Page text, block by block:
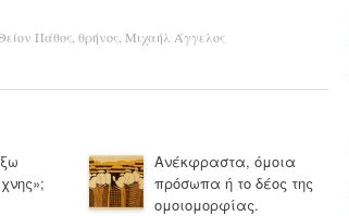
Πάθος θρήνος Μιχαήλ Άγγελος
Ανέκφραστα, όμοια
πρόσωπα ή το δέος της
ομοιομορφίας.